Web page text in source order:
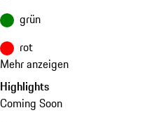
grün
rot
Mehr anzeigen
Highlights
Coming Soon